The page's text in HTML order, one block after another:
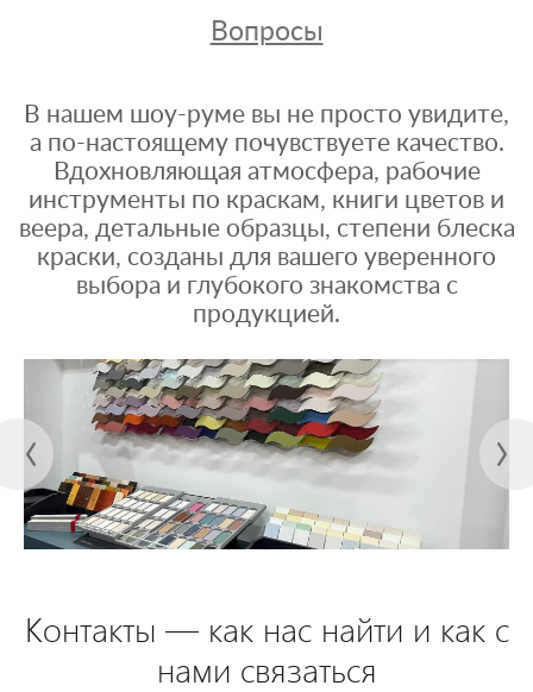
Вопросы
В нашем шоу-руме вы не просто увидите,
а по-настоящему почувствуете качество.
Вдохновляющая атмосфера, рабочие
инструменты по краскам, книги цветов и
веера, детальные образцы, степени блеска
краски, созданы для вашего уверенного
выбора и глубокого знакомства с
продукцией.
Контакты — как нас найти и как с
нами связаться